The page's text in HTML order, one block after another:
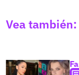
Vea también: